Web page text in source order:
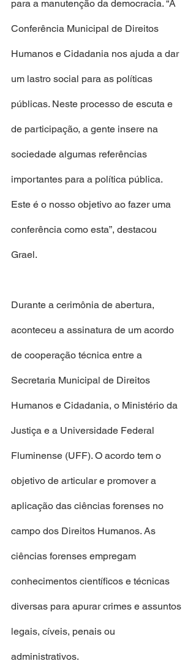
para a manutenção da democracia. “A
Conferência Municipal de Direitos
Humanos e Cidadania nos ajuda a dar
um lastro social para as políticas
públicas. Neste processo de escuta e
de participação, a gente insere na
sociedade algumas referências
importantes para a política pública.
Este é o nosso objetivo ao fazer uma
conferência como esta”, destacou
Grael.
Durante a cerimônia de abertura,
aconteceu a assinatura de um acordo
de cooperação técnica entre a
Secretaria Municipal de Direitos
Humanos e Cidadania, o Ministério da
Justiça e a Universidade Federal
Fluminense (UFF). O acordo tem o
objetivo de articular e promover a
aplicação das ciências forenses no
campo dos Direitos Humanos. As
ciências forenses empregam
conhecimentos científicos e técnicas
diversas para apurar crimes e assuntos
legais, cíveis, penais ou
administrativos.